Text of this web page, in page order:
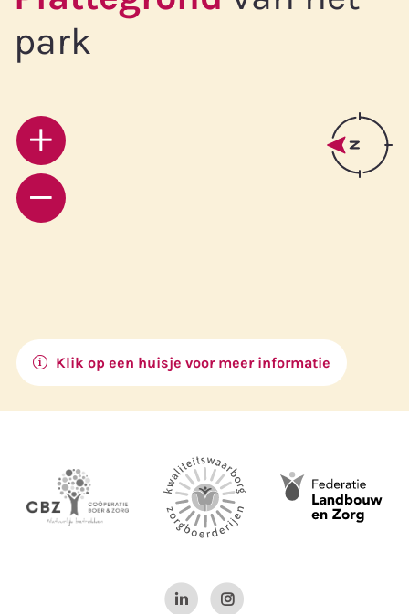
park
Klik op een huisje voor meer informatie